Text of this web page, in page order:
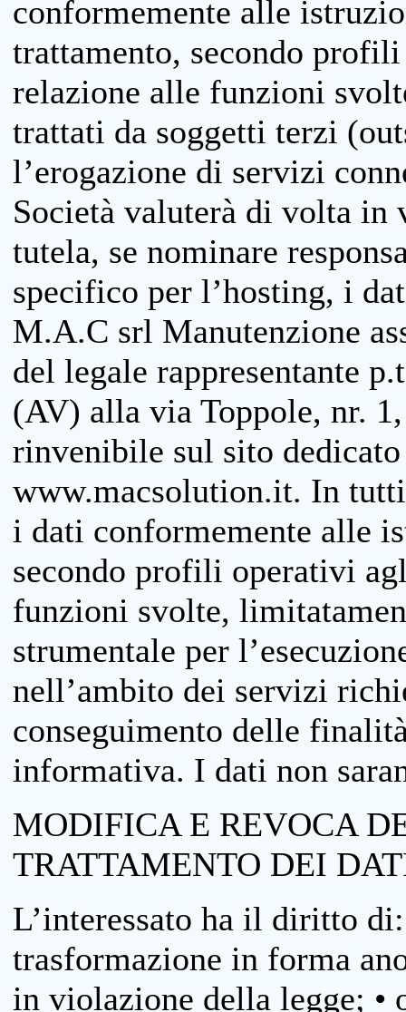
conformemente alle
trattamento, secondo
relazione alle funzioni
trattati da soggetti terzi
l’erogazione di servizi
Società valuterà di volta in
tutela, se nominare
specifico per l’hosting, i
M.A.C srl Manutenzione
del legale rappresentante
(AV) alla via Toppole, nr.
rinvenibile sul sito
www.macsolution.it. In
i dati conformemente alle
secondo profili operativi
funzioni svolte,
strumentale per
nell’ambito dei servizi
conseguimento delle
informativa. I dati non
MODIFICA E REVOCA
TRATTAMENTO DEI
L’interessato ha il diritto
trasformazione in forma
in violazione della legge; •